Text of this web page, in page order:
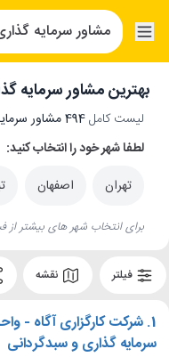
بهترین مشاور سرمایه
لیست کامل494 مشاور سرمایه گذاری
لطفا شهر خود را انتخاب کنید:
تهران
اصفهان
برای انتخاب شهر های بیشتر از
فیلتر نقشه
1. شرکت کارگزاری آگاه -
سرمایه گذاری و سبدگردانی